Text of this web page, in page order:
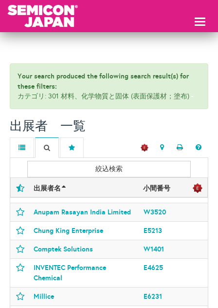
Your search produced the following search result(s) for
these filters:
カテゴリ: 301 材料、化学物質と固体 (表面保護材；塗布)
出展者 一覧
絞込検索
出展者名 小間番号
Anupam Rasayan India Limited W3520
Chung King Enterprise E5213
Comptek Solutions W1401
INVENTEC Performance
Chemical
E4625
Millice E6231